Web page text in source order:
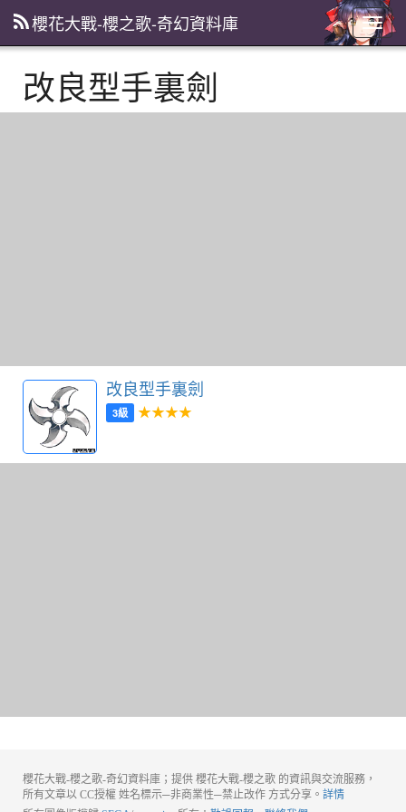
主
選
櫻花大戰-櫻之歌-奇幻資料庫
改良型手裏劍
改良型手裏劍
3級 ★★★★
櫻花大戰-櫻之歌-奇幻資料庫；提供 櫻花大戰-櫻之歌 的資訊與交流服務，
所有文章以 CC授權 姓名標示─非商業性─禁止改作 方式分享。 詳情